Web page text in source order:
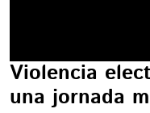
Violencia
una jornada